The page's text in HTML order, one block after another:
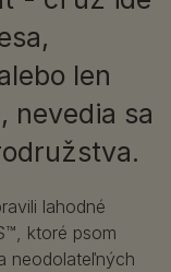
rad lahodných
príchutiach a s
len
nevedia sa
lahodné
ktoré psom
neodolateľných